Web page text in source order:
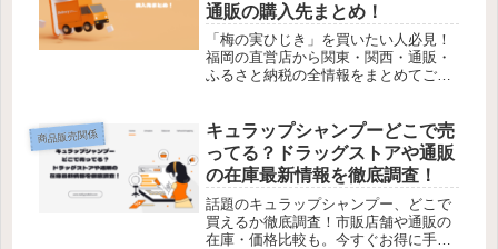
通販の購入先まとめ！
「梅の実ひじき」を買いたい人必見！
福岡の直営店から関東・関西・通販・
ふるさと納税の全情報をまとめてご紹
商品販売関係
キュラップシャンプーどこで売
ってる？ドラッグストアや通販
の在庫最新情報を徹底調査！
話題のキュラップシャンプー、どこで
買えるか徹底調査！市販店舗や通販の
在庫・価格比較も。今すぐお得に手に